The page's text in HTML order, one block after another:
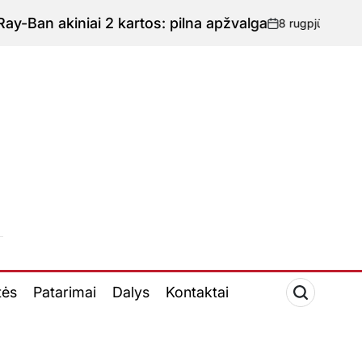
2 kartos: pilna apžvalga-
8 rugpjūčio, 2026
Paskelbta
Patarimai Dalys Kontaktai